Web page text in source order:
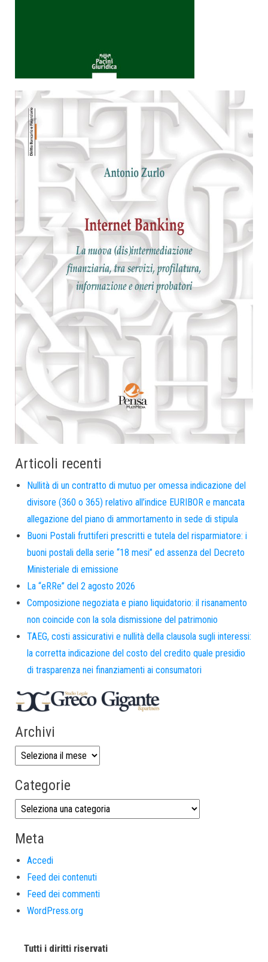
Articoli recenti
Nullità di un contratto di mutuo per omessa indicazione del
divisore (360 o 365) relativo all’indice EURIBOR e mancata
allegazione del piano di ammortamento in sede di stipula
Buoni Postali fruttiferi prescritti e tutela del risparmiatore: i
buoni postali della serie “18 mesi” ed assenza del Decreto
Ministeriale di emissione
La “eRRe” del 2 agosto 2026
Composizione negoziata e piano liquidatorio: il risanamento
non coincide con la sola dismissione del patrimonio
TAEG, costi assicurativi e nullità della clausola sugli interessi:
la corretta indicazione del costo del credito quale presidio
di trasparenza nei finanziamenti ai consumatori
Archivi
Categorie
Meta
Accedi
Feed dei contenuti
Feed dei commenti
WordPress.org
Tutti i diritti riservati